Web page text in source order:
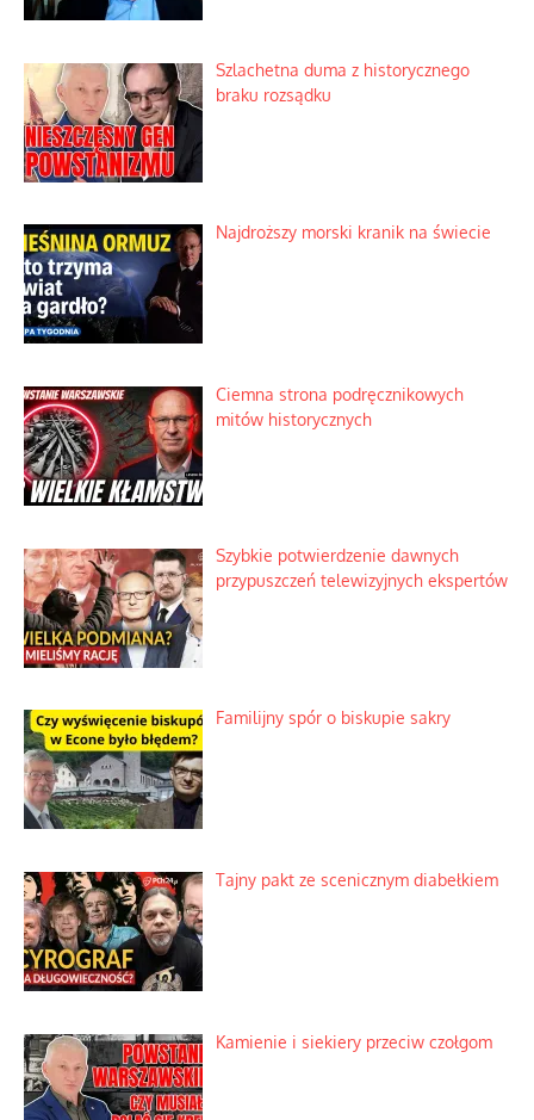
Szlachetna duma z historycznego
braku rozsądku
Najdroższy morski kranik na świecie
Ciemna strona podręcznikowych
mitów historycznych
Szybkie potwierdzenie dawnych
przypuszczeń telewizyjnych ekspertów
Familijny spór o biskupie sakry
Tajny pakt ze scenicznym diabełkiem
Kamienie i siekiery przeciw czołgom